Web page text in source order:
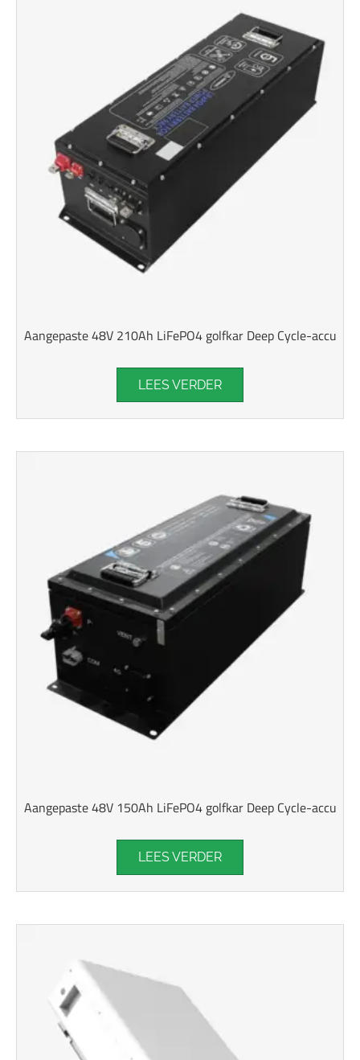
Aangepaste 48V 210Ah LiFePO4 golfkar Deep Cycle-accu
LEES VERDER
Aangepaste 48V 150Ah LiFePO4 golfkar Deep Cycle-accu
LEES VERDER